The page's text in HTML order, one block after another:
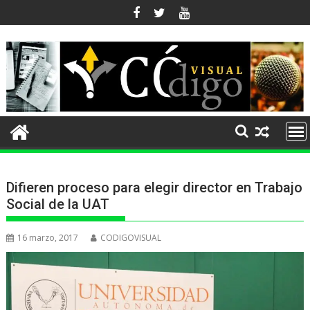
al
contenido
Difieren proceso para elegir director en Trabajo
Social de la UAT
16 marzo, 2017 CODIGOVISUAL